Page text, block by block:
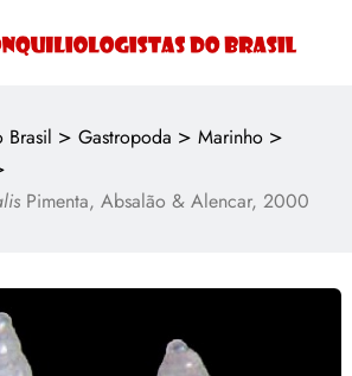
Brasil > Gastropoda > Marinho >
Pimenta, Absalão & Alencar, 2000